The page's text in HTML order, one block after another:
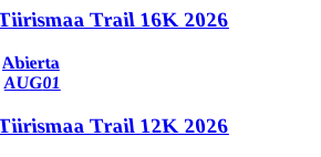
Trail 16K 2026
Abierta
AUG01
Trail 12K 2026